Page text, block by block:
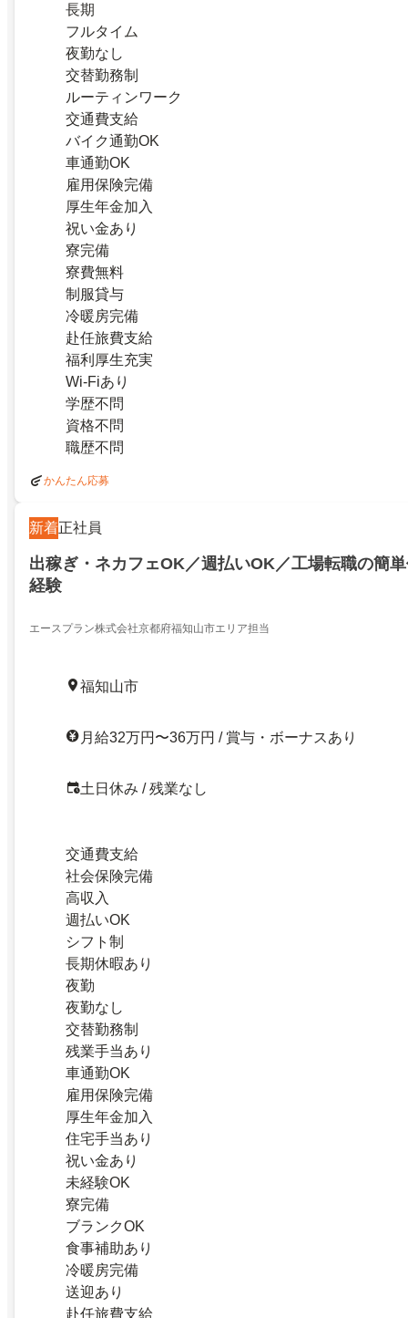
長期
フルタイム
夜勤なし
交替勤務制
ルーティンワーク
交通費支給
バイク通勤OK
車通勤OK
雇用保険完備
厚生年金加入
祝い金あり
寮完備
寮費無料
制服貸与
冷暖房完備
赴任旅費支給
福利厚生充実
Wi-Fiあり
学歴不問
資格不問
職歴不問
かんたん応募
新着正社員
出稼ぎ・ネカフェOK／週払いOK／工場転職の簡
経験
エースプラン株式会社京都府福知山市エリア担当
福知山市
月給32万円〜36万円 / 賞与・ボーナスあり
土日休み / 残業なし
交通費支給
社会保険完備
高収入
週払いOK
シフト制
長期休暇あり
夜勤
夜勤なし
交替勤務制
残業手当あり
車通勤OK
雇用保険完備
厚生年金加入
住宅手当あり
祝い金あり
未経験OK
寮完備
ブランクOK
食事補助あり
冷暖房完備
送迎あり
赴任旅費支給